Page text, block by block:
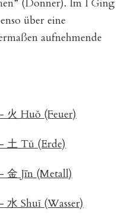
(Donner). Im I Ging
über eine
aufnehmende
火 Huŏ (Feuer)
土 Tŭ (Erde)
金 Jīn (Metall)
水 Shuĭ (Wasser)